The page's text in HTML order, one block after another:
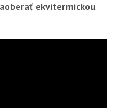
ekvitermickou